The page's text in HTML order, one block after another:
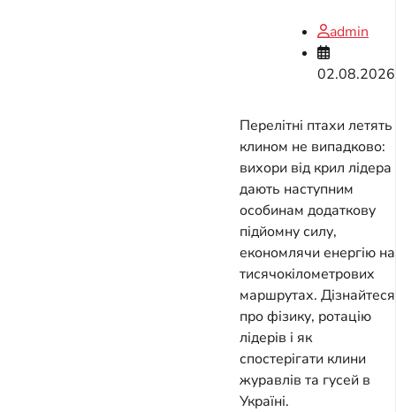
admin
02.08.2026
Перелітні птахи летять
клином не випадково:
вихори від крил лідера
дають наступним
особинам додаткову
підйомну силу,
економлячи енергію на
тисячокілометрових
маршрутах. Дізнайтеся
про фізику, ротацію
лідерів і як
спостерігати клини
журавлів та гусей в
Україні.